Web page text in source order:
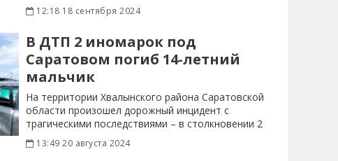
12:18 18 сентября 2024
В ДТП 2 иномарок под
Саратовом погиб 14-летний
мальчик
На территории Хвалынского района Саратовской
области произошел дорожный инцидент с
трагическими последствиями – в столкновении 2
13:49 20 августа 2024